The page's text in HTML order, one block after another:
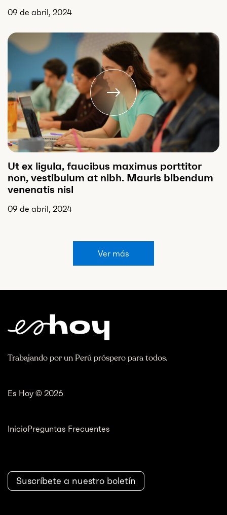
09 de abril, 2024
Ut ex ligula, faucibus maximus porttitor
non, vestibulum at nibh. Mauris bibendum
venenatis nisl
09 de abril, 2024
Ver más
Trabajando por un Perú próspero para todos.
Es Hoy © 2026
InicioPreguntas Frecuentes
Suscríbete a nuestro boletín